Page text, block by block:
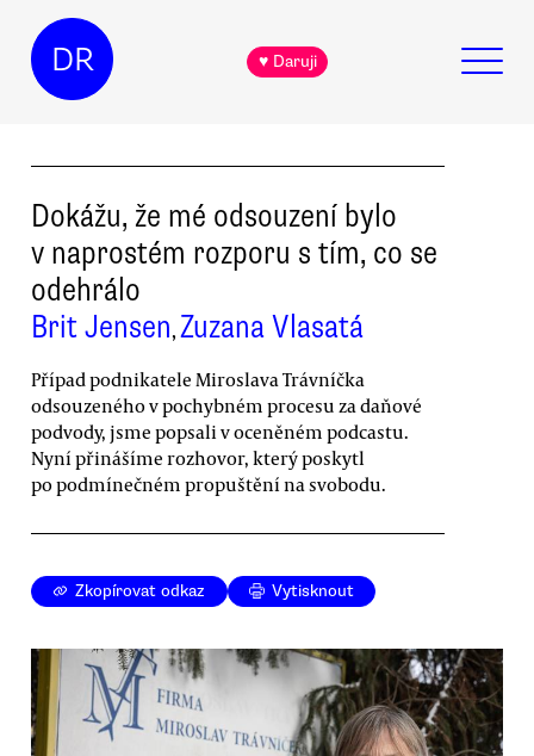
DR ♥ Daruji
Dokážu, že mé odsouzení bylo
v naprostém rozporu s tím, co se
odehrálo
Brit Jensen,Zuzana Vlasatá
Případ podnikatele Miroslava Trávníčka
odsouzeného v pochybném procesu za daňové
podvody, jsme popsali v oceněném podcastu.
Nyní přinášíme rozhovor, který poskytl
po podmínečném propuštění na svobodu.
Zkopírovat odkaz Vytisknout